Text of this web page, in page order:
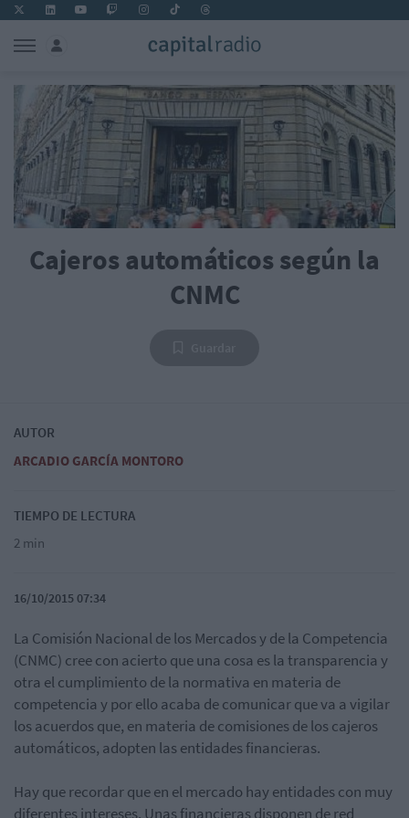
Cajeros automáticos según la
CNMC
AUTOR
ARCADIO GARCÍA MONTORO
TIEMPO DE LECTURA
2 min
16/10/2015 07:34
La Comisión Nacional de los Mercados y de la Competencia
(CNMC) cree con acierto que una cosa es la transparencia y
otra el cumplimiento de la normativa en materia de
competencia y por ello acaba de comunicar que va a vigilar
los acuerdos que, en materia de comisiones de los cajeros
automáticos, adopten las entidades financieras.
Hay que recordar que en el mercado hay entidades con muy
diferentes intereses. Unas financieras disponen de red